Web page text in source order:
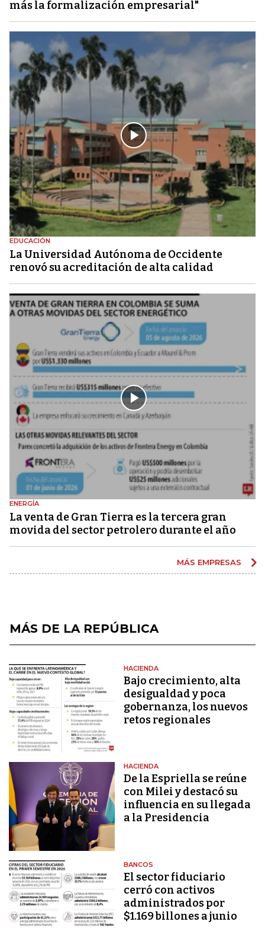
más la formalización empresarial"
EDUCACIÓN
La Universidad Autónoma de Occidente
renovó su acreditación de alta calidad
ENERGÍA
La venta de Gran Tierra es la tercera gran
movida del sector petrolero durante el año
MÁS EMPRESAS
MÁS DE LA REPÚBLICA
HACIENDA
Bajo crecimiento, alta
desigualdad y poca
gobernanza, los nuevos
retos regionales
HACIENDA
De la Espriella se reúne
con Milei y destacó su
influencia en su llegada
a la Presidencia
BANCOS
El sector fiduciario
cerró con activos
administrados por
$1.169 billones a junio